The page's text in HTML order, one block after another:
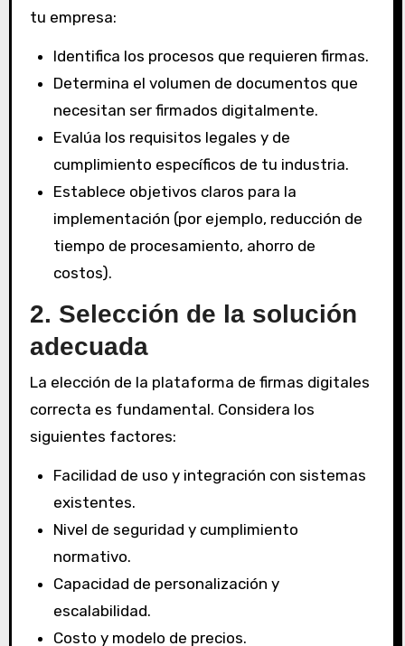
tu empresa:
Identifica los procesos que requieren firmas.
Determina el volumen de documentos que
necesitan ser firmados digitalmente.
Evalúa los requisitos legales y de
cumplimiento específicos de tu industria.
Establece objetivos claros para la
implementación (por ejemplo, reducción de
tiempo de procesamiento, ahorro de
costos).
2. Selección de la solución
adecuada
La elección de la plataforma de firmas digitales
correcta es fundamental. Considera los
siguientes factores:
Facilidad de uso y integración con sistemas
existentes.
Nivel de seguridad y cumplimiento
normativo.
Capacidad de personalización y
escalabilidad.
Costo y modelo de precios.